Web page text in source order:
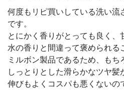
何度もリピ買いしている洗い流
です。
とにかく香りがとっても良く
水の香りと間違って褒められる
ミルボン製品であるため、も
しっとりとした滑らかなツヤ髪
伸びもよくコスパも悪くないの